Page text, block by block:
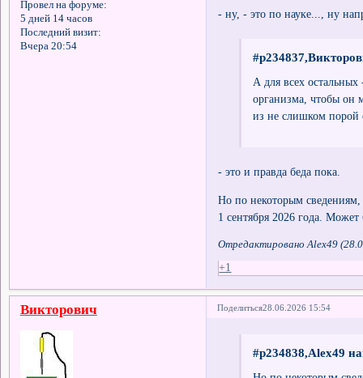
Провел на форуме:
5 дней 14 часов
Последний визит:
Вчера 20:54
- ну, - это по науке..., ну
А для всех
организма, чтобы он
из не слишком порой
- это и правда беда пока.
Но по некоторым сведениям,
1 сентября 2026 года. Может
Отредактировано Alex49
+1
Поделиться28.06.2026 15:54
Викторович
#p234838,Alex49